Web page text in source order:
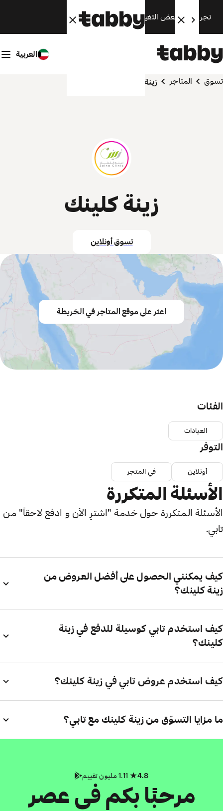
نجري الآن بعض التغييرات. سنعود قريبًا.
العربية
تسوق المتاجر زينة كلينك
زينة كلينك
تسوق أونلاين
اعثر على موقع المتاجر في الخريطة
الفئات
العيادات
التوفر
أونلاين في المتجر
الأسئلة المتكررة
الأسئلة المتكررة حول خدمة "اشترِ الآن و ادفع لاحقاً" من
تابي.
كيف يمكنني الحصول على أفضل العروض من
زينة كلينك؟
كيف استخدم تابي كوسيلة للدفع في زينة
كلينك؟
كيف استخدم عروض تابي في زينة كلينك؟
ما مزايا التسوّق من زينة كلينك مع تابي؟
4.8
مرحبًا بكم في عصر